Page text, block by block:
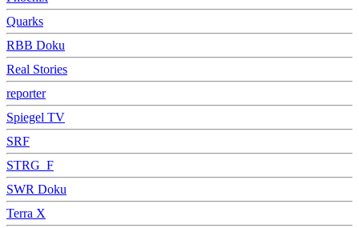
Quarks
RBB Doku
Real Stories
reporter
Spiegel TV
SRF
STRG_F
SWR Doku
Terra X